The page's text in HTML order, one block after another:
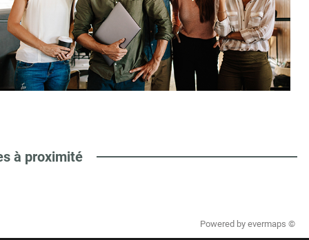
à proximité
Powered by evermaps ©